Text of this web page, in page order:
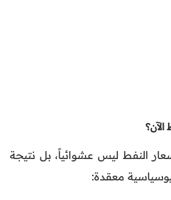
الآن؟
النفط ليس عشوائياً، بل نتيجة
معقدة: